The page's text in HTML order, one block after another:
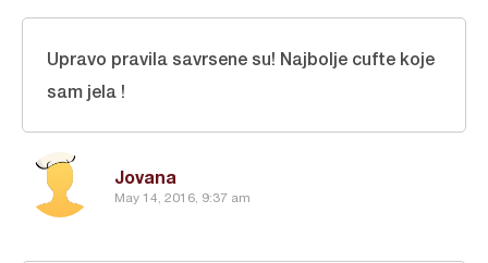
Jovana
May 14, 2016, 9:37 am
Upravo pravila savrsene su! Najbolje cufte koje
sam jela !